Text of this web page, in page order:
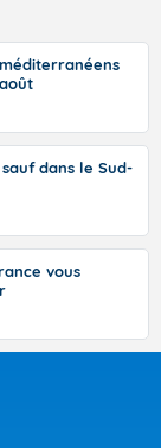
dans le Sud-
vous